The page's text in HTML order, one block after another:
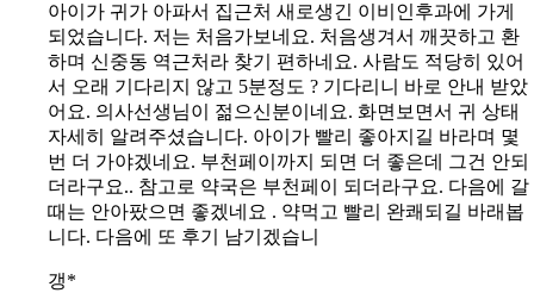
아이가 귀가 아파서 집근처 새로생긴 이비인후과에 가게
되었습니다. 저는 처음가보네요. 처음생겨서 깨끗하고 환
하며 신중동 역근처라 찾기 편하네요. 사람도 적당히 있어
서 오래 기다리지 않고 5분정도 ? 기다리니 바로 안내 받았
어요. 의사선생님이 젊으신분이네요. 화면보면서 귀 상태
자세히 알려주셨습니다. 아이가 빨리 좋아지길 바라며 몇
번 더 가야겠네요. 부천페이까지 되면 더 좋은데 그건 안되
더라구요.. 참고로 약국은 부천페이 되더라구요. 다음에 갈
때는 안아팠으면 좋겠네요 . 약먹고 빨리 완쾌되길 바래봅
니다. 다음에 또 후기 남기겠습니
갱*